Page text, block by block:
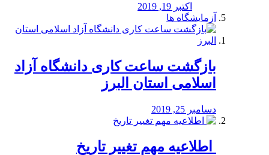
اکتبر 19, 2019
آزمایشگاه ها
بازگشت ساعت کاری دانشگاه آزاد
اسلامی استان البرز
دسامبر 25, 2019
️ اطلاعیه مهم تغییر تاریخ